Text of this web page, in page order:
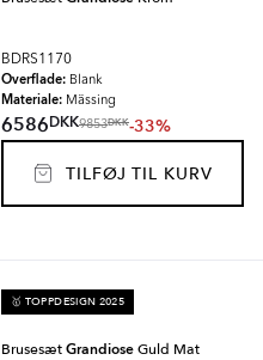
BDRS1170
Overflade: Blank
Materiale: Mässing
6586DKK9853DKK-33%
TILFØJ TIL KURV
🥇 TOPPDESIGN 2025
BrusesætGrandioseGuld Mat